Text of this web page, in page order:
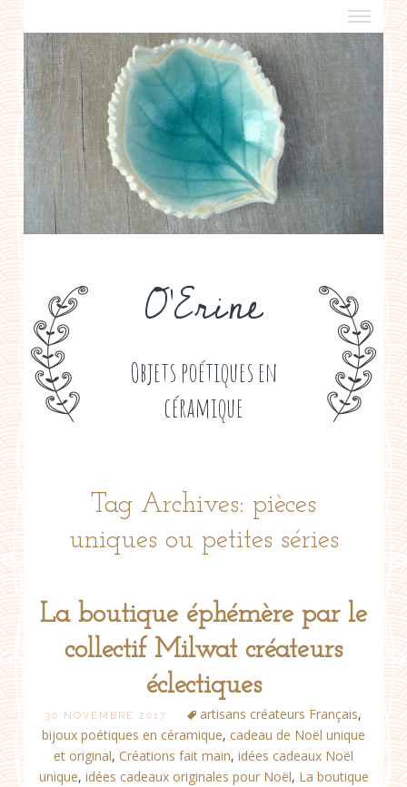
O'Erine
Objets poétiques en
céramique
a propos
boutiques de créateurs
contact
politique de confidentialité
Tag Archives: pièces
uniques ou petites séries
La boutique éphémère par le
collectif Milwat créateurs
éclectiques
30 NOVEMBRE 2017 artisans créateurs Français,
bijoux poétiques en céramique, cadeau de Noël unique
et original, Créations fait main, idées cadeaux Noël
unique, idées cadeaux originales pour Noël, La boutique